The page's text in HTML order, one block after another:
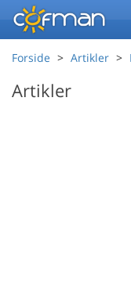
Forside Artikler
Artikler